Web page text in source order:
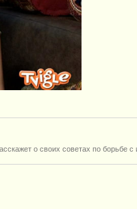
о своих советах по борьбе с